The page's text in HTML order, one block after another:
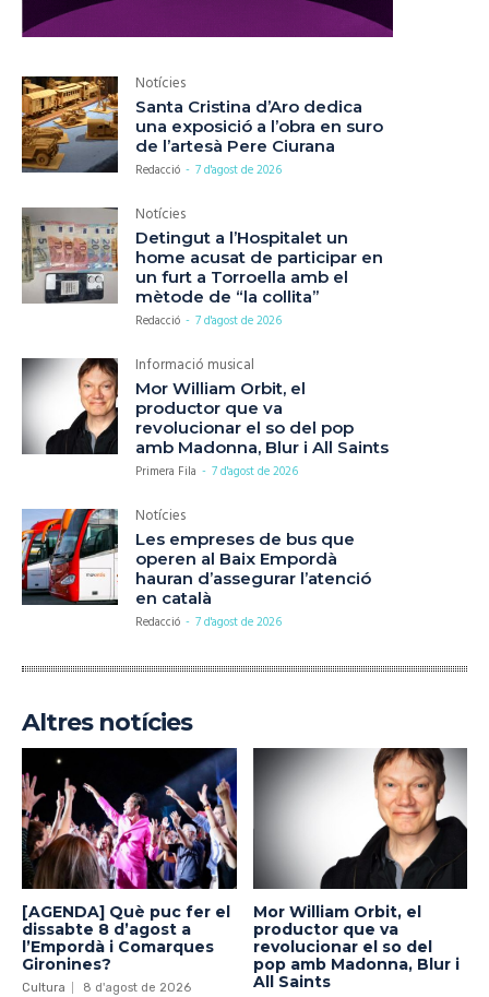
Notícies
Santa Cristina d’Aro dedica
una exposició a l’obra en suro
de l’artesà Pere Ciurana
Redacció - 7 d'agost de 2026
Notícies
Detingut a l’Hospitalet un
home acusat de participar en
un furt a Torroella amb el
mètode de “la collita”
Redacció - 7 d'agost de 2026
Informació musical
Mor William Orbit, el
productor que va
revolucionar el so del pop
amb Madonna, Blur i All Saints
Primera Fila - 7 d'agost de 2026
Notícies
Les empreses de bus que
operen al Baix Empordà
hauran d’assegurar l’atenció
en català
Redacció - 7 d'agost de 2026
Altres notícies
[AGENDA] Què puc fer el
dissabte 8 d’agost a
l’Empordà i Comarques
Gironines?
Cultura 8 d'agost de 2026
Mor William Orbit, el
productor que va
revolucionar el so del
pop amb Madonna, Blur i
All Saints